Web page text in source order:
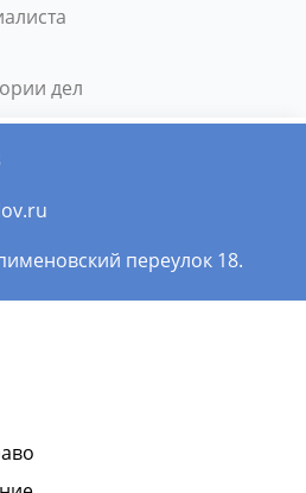
дел
переулок 18.